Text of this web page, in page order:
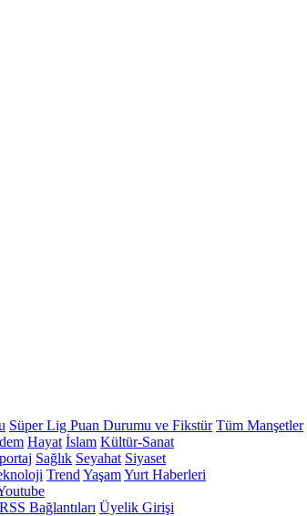
Süper Lig Puan Durumu ve Fikstür Tüm Manşetler
Hayat İslam Kültür-Sanat
Sağlık Seyahat Siyaset
Trend YaşamYurt Haberleri
RSS Bağlantıları Üyelik Girişi